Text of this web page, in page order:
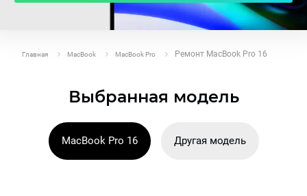
Главная MacBook MacBook Pro Ремонт MacBook Pro 16
Выбранная модель
MacBook Pro 16 Другая модель